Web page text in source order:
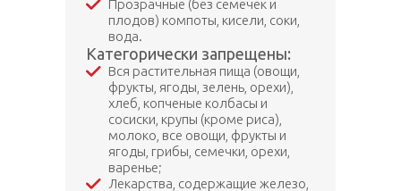
Прозрачные (без семечек и
плодов) компоты, кисели, соки,
вода.
Категорически запрещены:
Вся растительная пища (овощи,
фрукты, ягоды, зелень, орехи),
хлеб, копченые колбасы и
сосиски, крупы (кроме риса),
молоко, все овощи, фрукты и
ягоды, грибы, семечки, орехи,
варенье;
Лекарства, содержащие железо,